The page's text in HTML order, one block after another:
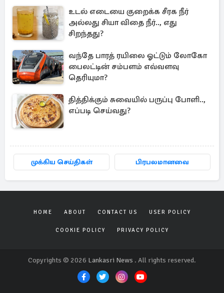
உடல் எடையை குறைக்க சீரக நீர்
அல்லது சியா விதை நீர்.., எது
சிறந்தது?
வந்தே பாரத் ரயிலை ஓட்டும் லோகோ
பைலட்டின் சம்பளம் எவ்வளவு
தெரியுமா?
தித்திக்கும் சுவையில் பருப்பு போளி..,
எப்படி செய்வது?
முக்கிய செய்திகள் பிரபலமானவை
HOME ABOUT CONTACT US USER POLICY
COOKIE POLICY PRIVACY POLICY
Copyrights © 2026 Lankasri News . All rights reserved.